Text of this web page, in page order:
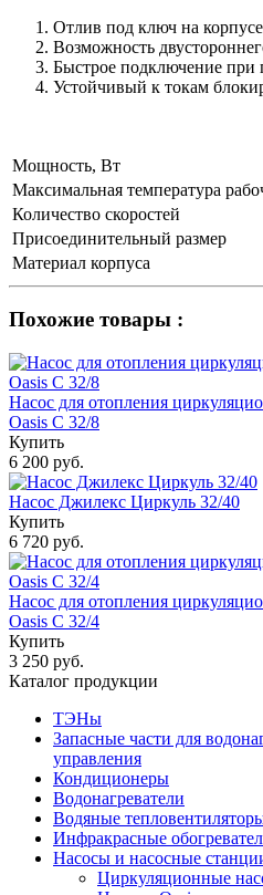
Отлив под ключ на корпусе
Возможность
Быстрое подключение
Устойчивый к токам
Мощность, Вт
Максимальная температура
Количество скоростей
Присоединительный размер
Материал корпуса
Похожие товары :
Насос для отопления
Oasis C 32/8
Купить
6 200 руб.
Насос Джилекс Циркуль 32/40
Купить
6 720 руб.
Насос для отопления
Oasis C 32/4
Купить
3 250 руб.
Каталог продукции
ТЭНы
Запасные части для
управления
Кондиционеры
Водонагреватели
Водяные
Инфракрасные
Насосы и насосные
Циркуляционные